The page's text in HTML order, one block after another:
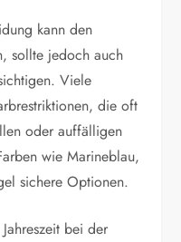
kann den
sollte jedoch auch
Viele
die oft
oder auffälligen
wie Marineblau,
sichere Optionen.
bei der